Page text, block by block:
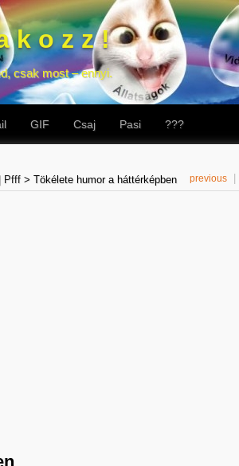
k o z z !
csak most – ennyi.
GIF Csaj Pasi ???
Pfff > Tökélete humor a háttérképben previous